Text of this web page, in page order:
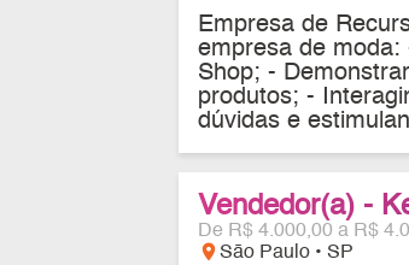
Empresa de
empresa de moda:
Shop; -
produtos; -
dúvidas e
Vendedor(a) -
De R$ 4.000,00 a R$
location_onSão Paulo • SP